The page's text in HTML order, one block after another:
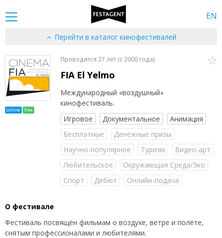
EN
Перейти в каталог кинофестивалей
online free
Проводится 27 лет (c 2000 года)
FIA El Yelmo
Международный «воздушный»
кинофестиваль.
Игровое
Документальное
Анимация
Бесплатные
Денежные призы
Научно-популярное
Туризм
Видео-арт
Любительское
Окружающая Среда/Эко
Спорт
Дебют Онлайн-подача
О фестивале
Фестиваль посвящён фильмам о воздухе, ветре и полёте,
снятым профессионалами и любителями.